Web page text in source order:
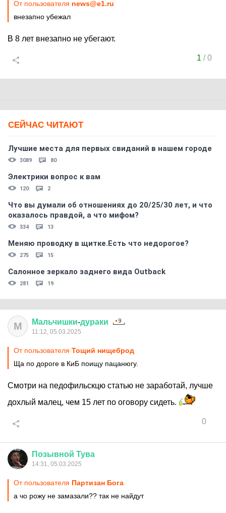
От пользователя news@e1.ru
внезапно убежал
В 8 лет внезапно не убегают.
1 /0
СЕЙЧАС ЧИТАЮТ
Лучшие места для первых свиданий в нашем городе
3089 80
Электрики вопрос к вам
120 2
Что вы думали об отношениях до 20/25/30 лет, и что
оказалось правдой, а что мифом?
334 13
Меняю проводку в щитке.Есть что недорогое?
275 15
Салонное зеркало заднего вида Outback
281 19
М Мальчишки-дураки
11:12, 05.03.2025
От пользователя Тощий нищеброд
Ща по дороге в КиБ поищу пацанюгу.
Смотри на педофильскцю статью не заработай, лучше
дохлый малец, чем 15 лет по оговору сидеть.
0
Позывной Тува
14:31, 05.03.2025
От пользователя Партизан Бога
а чо рожу не замазали?? так не найдут